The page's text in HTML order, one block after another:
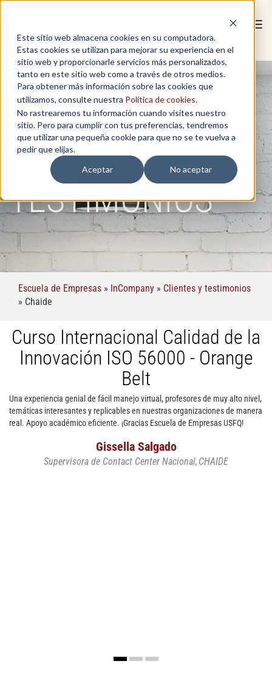
Este sitio web almacena cookies en su computadora.
Estas cookies se utilizan para mejorar su experiencia en el
sitio web y proporcionarle servicios más personalizados,
tanto en este sitio web como a través de otros medios.
Para obtener más información sobre las cookies que
utilizamos, consulte nuestra Política de cookies.
No rastrearemos tu información cuando visites nuestro
sitio. Pero para cumplir con tus preferencias, tendremos
que utilizar una pequeña cookie para que no se te vuelva a
pedir que elijas.
Aceptar
No aceptar
TESTIMONIOS
Escuela de Empresas » InCompany » Clientes y testimonios
» Chaide
Curso Internacional Calidad de la
Innovación ISO 56000 - Orange
Belt
Una experiencia genial de fácil manejo virtual, profesores de muy alto nivel,
temáticas interesantes y replicables en nuestras organizaciones de manera
real. Apoyo académico eficiente. ¡Gracias Escuela de Empresas USFQ!
Gissella Salgado
Supervisora de Contact Center Nacional CHAIDE